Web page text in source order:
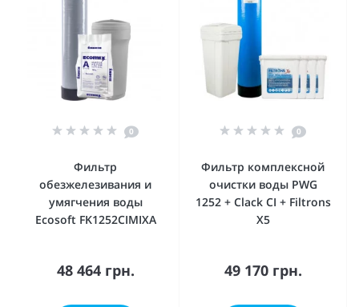
0
Фильтр
обезжелезивания и
умягчения воды
Ecosoft FK1252CIMIXA
48 464 грн.
0
Фильтр комплексной
очистки воды PWG
1252 + Clack CI + Filtrons
X5
49 170 грн.